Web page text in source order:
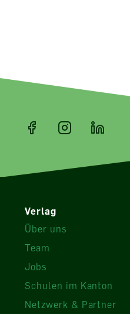
Verlag
Über uns
Team
Jobs
Schulen im Kanton
Netzwerk & Partner